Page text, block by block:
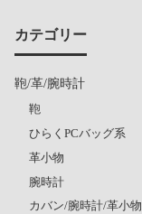
カテゴリー
鞄/革/腕時計
鞄
ひらくPCバッグ系
革小物
腕時計
カバン/腕時計/革小物